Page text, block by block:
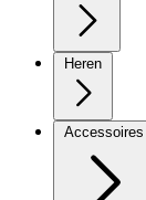
Heren
Accessoires